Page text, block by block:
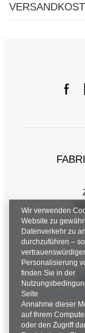
Wir verwenden
Website zu
Datenverkehr zu
durchzuführen –
Personalisierung
finden Sie in der
Seite
Annahme dieser
auf Ihrem
oder den Zugriff